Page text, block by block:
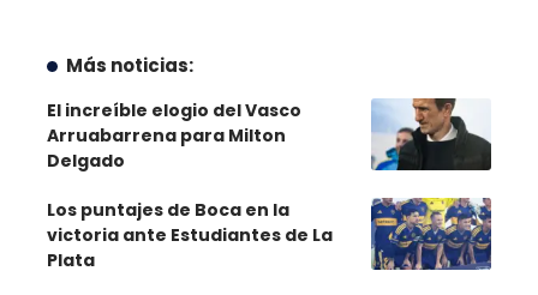
Más noticias:
El increíble elogio del Vasco
Arruabarrena para Milton
Delgado
Los puntajes de Boca en la
victoria ante Estudiantes de La
Plata